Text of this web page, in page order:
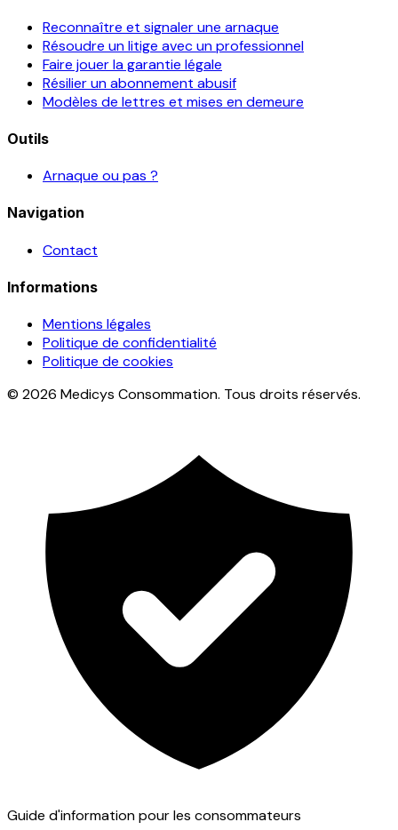
Reconnaître et signaler une arnaque
Résoudre un litige avec un professionnel
Faire jouer la garantie légale
Résilier un abonnement abusif
Modèles de lettres et mises en demeure
Outils
Arnaque ou pas ?
Navigation
Contact
Informations
Mentions légales
Politique de confidentialité
Politique de cookies
© 2026 Medicys Consommation. Tous droits réservés.
Guide d'information pour les consommateurs